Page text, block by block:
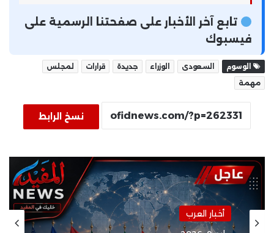
تابع آخر الأخبار على صفحتنا الرسمية على
فيسبوك
الوسوم السعودى الوزراء جديدة قرارات
لمجلس
مهمة
نسخ الرابط
أخبار العرب